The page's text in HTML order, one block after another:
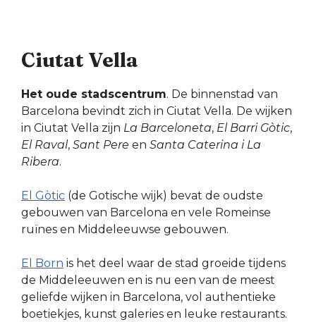
Ciutat Vella
Het oude stadscentrum. De binnenstad van
Barcelona bevindt zich in Ciutat Vella. De wijken
in Ciutat Vella zijn La Barceloneta, El Barri Gòtic,
El Raval, Sant Pere en Santa Caterina i La
Ribera.
El Gòtic (de Gotische wijk) bevat de oudste
gebouwen van Barcelona en vele Romeinse
ruïnes en Middeleeuwse gebouwen.
El Born is het deel waar de stad groeide tijdens
de Middeleeuwen en is nu een van de meest
geliefde wijken in Barcelona, vol authentieke
boetiekjes, kunst galeries en leuke restaurants.